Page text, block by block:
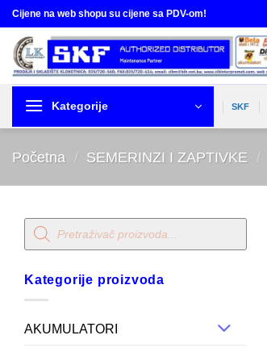
Skip
to
content
Cijene na web shopu su cijene sa PDV-om!
Kategorije SKF
Početna / SEMERINZI I ZAPTIVKE /
Products
search
Kategorije proizvoda
AKUMULATORI